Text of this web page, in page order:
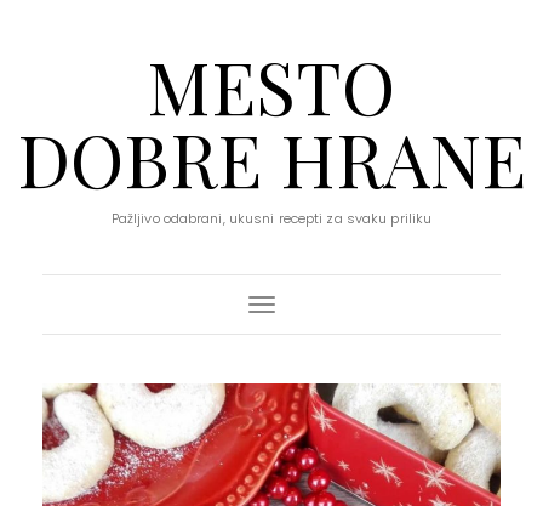
MESTO
DOBRE HRANE
Pažljivo odabrani, ukusni recepti za svaku priliku
Toggle Navigation